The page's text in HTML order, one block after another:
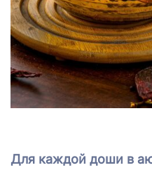
Для каждой доши в